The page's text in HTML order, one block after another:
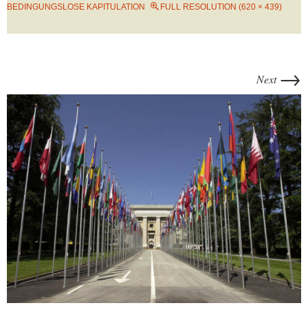
BEDINGUNGSLOSE KAPITULATION
FULL RESOLUTION (620 × 439)
Next →